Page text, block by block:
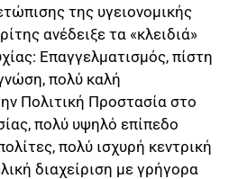
της υγειονομικής
ανέδειξε τα «κλειδιά»
Επαγγελματισμός, πίστη
πολύ καλή
Πολιτική Προστασία στο
πολύ υψηλό επίπεδο
πολύ ισχυρή κεντρική
διαχείριση με γρήγορα